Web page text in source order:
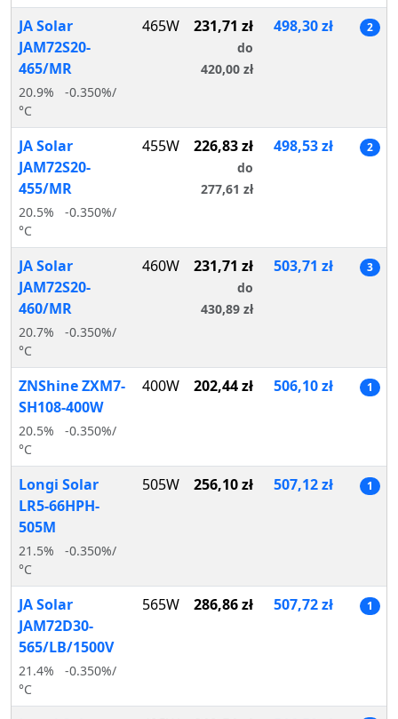
JA Solar
JAM72S20-
465/MR
20.9%
-0.350%/
°C
465W 231,71 zł
do
420,00 zł
498,30 zł 2
JA Solar
JAM72S20-
455/MR
20.5%
-0.350%/
°C
455W 226,83 zł
do
277,61 zł
498,53 zł 2
JA Solar
JAM72S20-
460/MR
20.7%
-0.350%/
°C
460W 231,71 zł
do
430,89 zł
503,71 zł 3
ZNShine ZXM7-
SH108-400W
20.5%
-0.350%/
°C
400W 202,44 zł 506,10 zł 1
Longi Solar
LR5-66HPH-
505M
21.5%
-0.350%/
°C
505W 256,10 zł 507,12 zł 1
JA Solar
JAM72D30-
565/LB/1500V
21.4%
-0.350%/
°C
565W 286,86 zł 507,72 zł 1